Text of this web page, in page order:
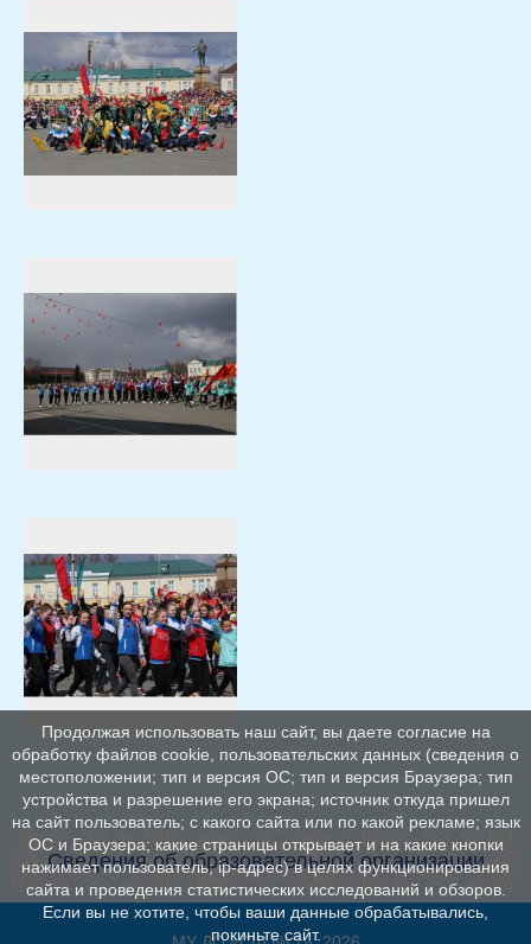
Сведения об образовательной организации
Продолжая использовать наш сайт, вы даете согласие на
обработку файлов cookie, пользовательских данных (сведения о
местоположении; тип и версия ОС; тип и версия Браузера; тип
устройства и разрешение его экрана; источник откуда пришел
на сайт пользователь; с какого сайта или по какой рекламе; язык
ОС и Браузера; какие страницы открывает и на какие кнопки
нажимает пользователь; ip-адрес) в целях функционирования
сайта и проведения статистических исследований и обзоров.
Если вы не хотите, чтобы ваши данные обрабатывались,
покиньте сайт.